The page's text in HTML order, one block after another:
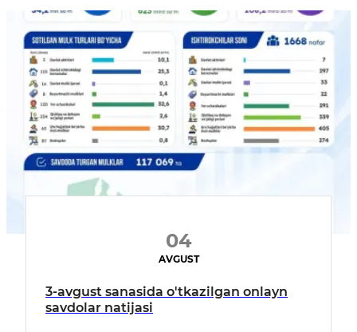
04
AVGUST
3-avgust sanasida o'tkazilgan onlayn
savdolar natijasi